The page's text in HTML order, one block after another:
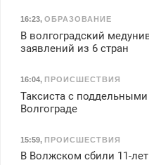
16:23, ОБРАЗОВАНИЕ
В волгоградский
заявлений из 6 стран
16:04, ПРОИСШЕСТВИЯ
Таксиста с
Волгограде
15:59, ПРОИСШЕСТВИЯ
В Волжском сбили 11-